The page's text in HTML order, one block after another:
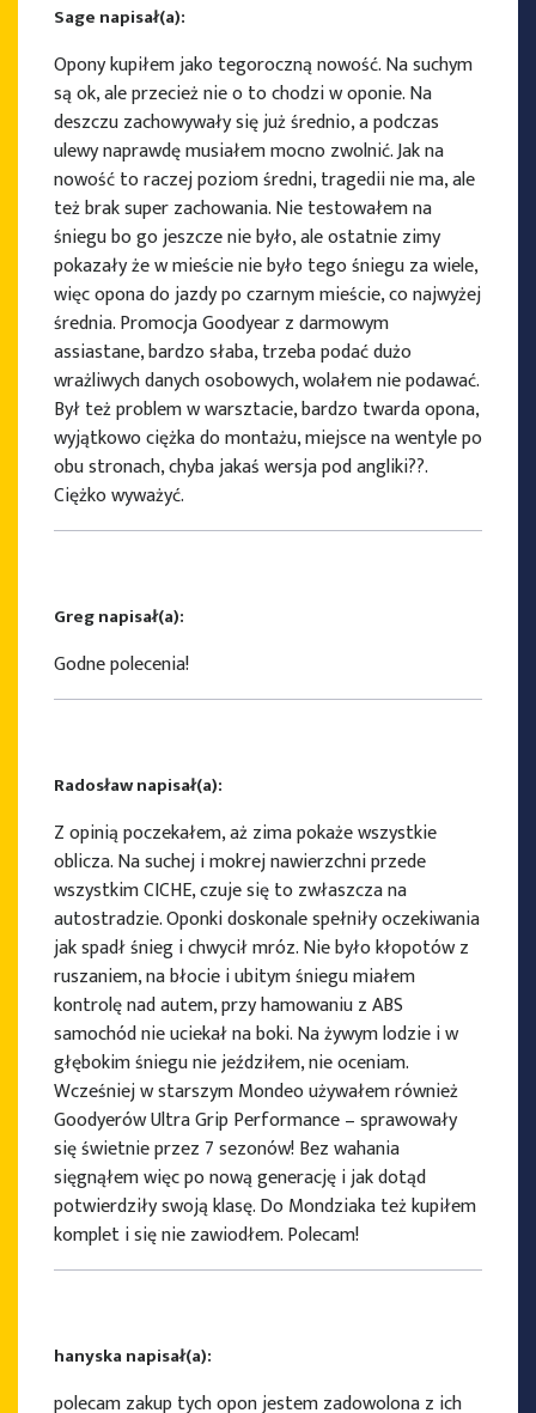
Sage napisał(a):
Opony kupiłem jako tegoroczną nowość. Na suchym
są ok, ale przecież nie o to chodzi w oponie. Na
deszczu zachowywały się już średnio, a podczas
ulewy naprawdę musiałem mocno zwolnić. Jak na
nowość to raczej poziom średni, tragedii nie ma, ale
też brak super zachowania. Nie testowałem na
śniegu bo go jeszcze nie było, ale ostatnie zimy
pokazały że w mieście nie było tego śniegu za wiele,
więc opona do jazdy po czarnym mieście, co najwyżej
średnia. Promocja Goodyear z darmowym
assiastane, bardzo słaba, trzeba podać dużo
wrażliwych danych osobowych, wolałem nie podawać.
Był też problem w warsztacie, bardzo twarda opona,
wyjątkowo ciężka do montażu, miejsce na wentyle po
obu stronach, chyba jakaś wersja pod angliki??.
Ciężko wyważyć.
Greg napisał(a):
Godne polecenia!
Radosław napisał(a):
Z opinią poczekałem, aż zima pokaże wszystkie
oblicza. Na suchej i mokrej nawierzchni przede
wszystkim CICHE, czuje się to zwłaszcza na
autostradzie. Oponki doskonale spełniły oczekiwania
jak spadł śnieg i chwycił mróz. Nie było kłopotów z
ruszaniem, na błocie i ubitym śniegu miałem
kontrolę nad autem, przy hamowaniu z ABS
samochód nie uciekał na boki. Na żywym lodzie i w
głębokim śniegu nie jeździłem, nie oceniam.
Wcześniej w starszym Mondeo używałem również
Goodyerów Ultra Grip Performance – sprawowały
się świetnie przez 7 sezonów! Bez wahania
sięgnąłem więc po nową generację i jak dotąd
potwierdziły swoją klasę. Do Mondziaka też kupiłem
komplet i się nie zawiodłem. Polecam!
hanyska napisał(a):
polecam zakup tych opon jestem zadowolona z ich